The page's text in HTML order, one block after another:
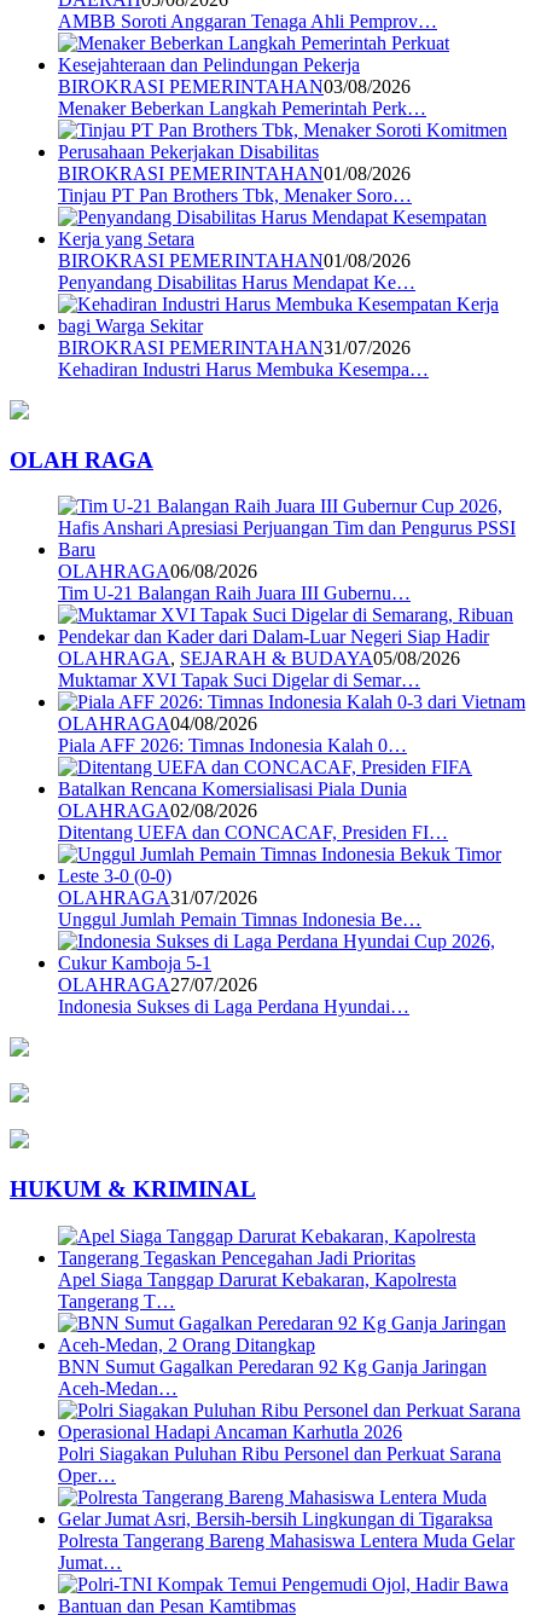
AMBB Soroti Anggaran Tenaga Ahli Pemprov…
BIROKRASI PEMERINTAHAN03/08/2026
Menaker Beberkan Langkah Pemerintah Perk…
BIROKRASI PEMERINTAHAN01/08/2026
Tinjau PT Pan Brothers Tbk, Menaker Soro…
BIROKRASI PEMERINTAHAN01/08/2026
Penyandang Disabilitas Harus Mendapat Ke…
BIROKRASI PEMERINTAHAN31/07/2026
Kehadiran Industri Harus Membuka Kesempa…
OLAH RAGA
OLAHRAGA06/08/2026
Tim U-21 Balangan Raih Juara III Gubernu…
OLAHRAGA, SEJARAH & BUDAYA05/08/2026
Muktamar XVI Tapak Suci Digelar di Semar…
OLAHRAGA04/08/2026
Piala AFF 2026: Timnas Indonesia Kalah 0…
OLAHRAGA02/08/2026
Ditentang UEFA dan CONCACAF, Presiden FI…
OLAHRAGA31/07/2026
Unggul Jumlah Pemain Timnas Indonesia Be…
OLAHRAGA27/07/2026
Indonesia Sukses di Laga Perdana Hyundai…
HUKUM & KRIMINAL
Apel Siaga Tanggap Darurat Kebakaran, Kapolresta
Tangerang T…
BNN Sumut Gagalkan Peredaran 92 Kg Ganja Jaringan
Aceh-Medan…
Polri Siagakan Puluhan Ribu Personel dan Perkuat Sarana
Oper…
Polresta Tangerang Bareng Mahasiswa Lentera Muda Gelar
Jumat…